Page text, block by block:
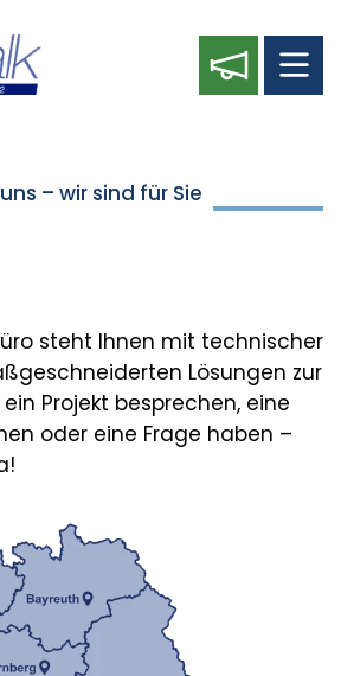
– wir sind für Sie
steht Ihnen mit technischer
Lösungen zur
ein Projekt besprechen, eine
oder eine Frage haben –